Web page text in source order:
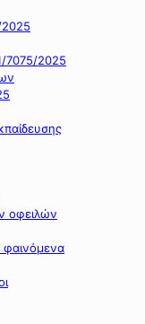
7075/2025
οφειλών
φαινόμενα